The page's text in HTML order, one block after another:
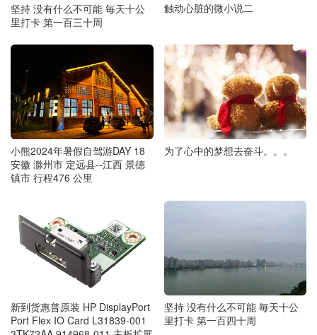
坚持 没有什么不可能 毎天十公
里打卡 第一百三十周
触动心脏的微小说二
小熊2024年暑假自驾游DAY 18
安徽 滁州市 定远县--江西 景德
镇市 行程476 公里
为了心中的梦想去奋斗。。。
新到货惠普原装 HP DisplayPort
Port Flex IO Card L31839-001
坚持 没有什么不可能 毎天十公
里打卡 第一百四十周